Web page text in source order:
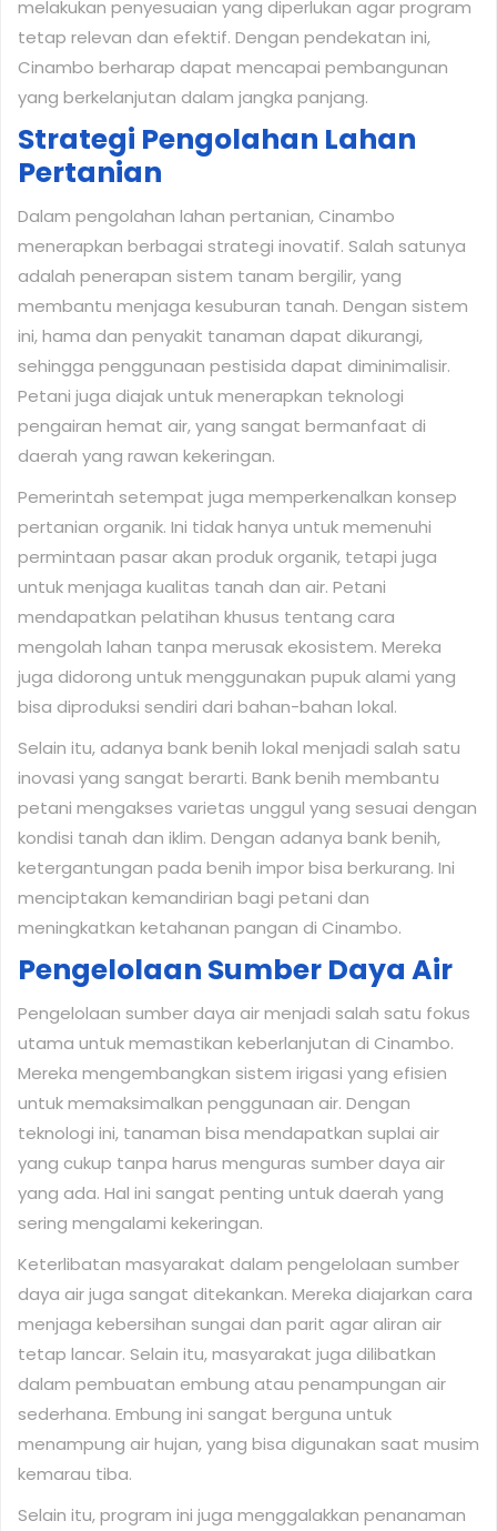
melakukan penyesuaian yang diperlukan agar program
tetap relevan dan efektif. Dengan pendekatan ini,
Cinambo berharap dapat mencapai pembangunan
yang berkelanjutan dalam jangka panjang.
Strategi Pengolahan Lahan
Pertanian
Dalam pengolahan lahan pertanian, Cinambo
menerapkan berbagai strategi inovatif. Salah satunya
adalah penerapan sistem tanam bergilir, yang
membantu menjaga kesuburan tanah. Dengan sistem
ini, hama dan penyakit tanaman dapat dikurangi,
sehingga penggunaan pestisida dapat diminimalisir.
Petani juga diajak untuk menerapkan teknologi
pengairan hemat air, yang sangat bermanfaat di
daerah yang rawan kekeringan.
Pemerintah setempat juga memperkenalkan konsep
pertanian organik. Ini tidak hanya untuk memenuhi
permintaan pasar akan produk organik, tetapi juga
untuk menjaga kualitas tanah dan air. Petani
mendapatkan pelatihan khusus tentang cara
mengolah lahan tanpa merusak ekosistem. Mereka
juga didorong untuk menggunakan pupuk alami yang
bisa diproduksi sendiri dari bahan-bahan lokal.
Selain itu, adanya bank benih lokal menjadi salah satu
inovasi yang sangat berarti. Bank benih membantu
petani mengakses varietas unggul yang sesuai dengan
kondisi tanah dan iklim. Dengan adanya bank benih,
ketergantungan pada benih impor bisa berkurang. Ini
menciptakan kemandirian bagi petani dan
meningkatkan ketahanan pangan di Cinambo.
Pengelolaan Sumber Daya Air
Pengelolaan sumber daya air menjadi salah satu fokus
utama untuk memastikan keberlanjutan di Cinambo.
Mereka mengembangkan sistem irigasi yang efisien
untuk memaksimalkan penggunaan air. Dengan
teknologi ini, tanaman bisa mendapatkan suplai air
yang cukup tanpa harus menguras sumber daya air
yang ada. Hal ini sangat penting untuk daerah yang
sering mengalami kekeringan.
Keterlibatan masyarakat dalam pengelolaan sumber
daya air juga sangat ditekankan. Mereka diajarkan cara
menjaga kebersihan sungai dan parit agar aliran air
tetap lancar. Selain itu, masyarakat juga dilibatkan
dalam pembuatan embung atau penampungan air
sederhana. Embung ini sangat berguna untuk
menampung air hujan, yang bisa digunakan saat musim
kemarau tiba.
Selain itu, program ini juga menggalakkan penanaman